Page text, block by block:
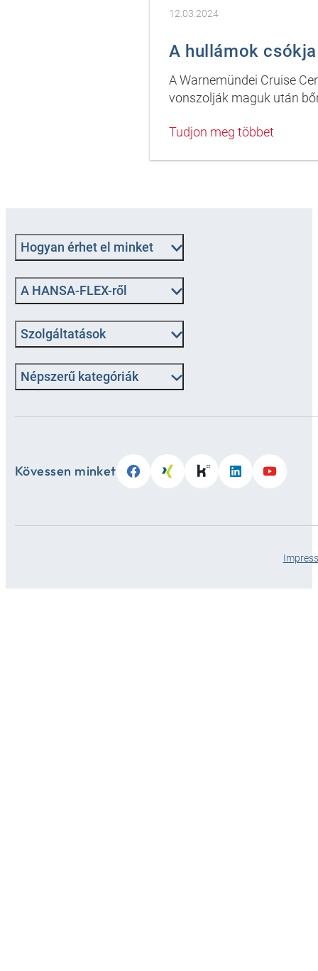
12.03.2024
A hullámok csókja
A Warnemündei Cruise
vonszolják maguk után
Tudjon meg többet
Hogyan érhet el minket
A HANSA-FLEX-ről
Szolgáltatások
Népszerű kategóriák
Kövessen minket